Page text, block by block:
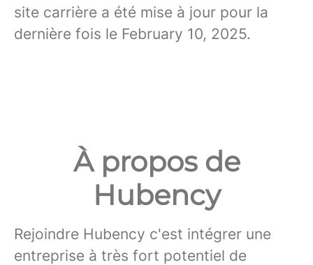
site carrière a été mise à jour pour la
dernière fois le February 10, 2025.
À propos de
Hubency
Rejoindre Hubency c'est intégrer une
entreprise à très fort potentiel de